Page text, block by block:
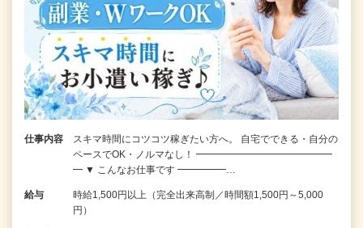
仕事内容
スキマ時間にコツコツ稼ぎたい方へ。 自宅でできる・自分の
ペースでOK・ノルマなし！ ━━━━━━━━━━━━━━
━ ▼ こんなお仕事です ━━━━━…
給与
時給1,500円以上（完全出来高制／時間額1,500円～5,000
円）